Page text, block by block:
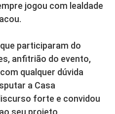
jogou com lealdade
participaram do
anfitrião do evento,
qualquer dúvida
a Casa
forte e convidou
seu projeto,